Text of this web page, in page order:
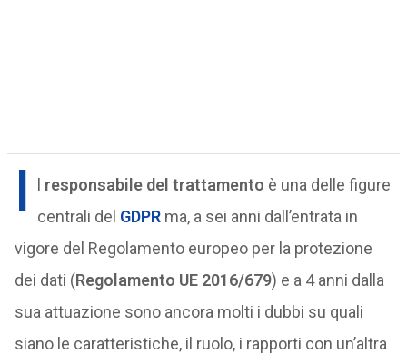
I responsabile del trattamento è una delle figure
centrali del GDPRma, a sei anni dall’entrata in
vigore del Regolamento europeo per la protezione
dei dati (Regolamento UE 2016/679) e a 4 anni dalla
sua attuazione sono ancora molti i dubbi su quali
siano le caratteristiche, il ruolo, i rapporti con un’altra